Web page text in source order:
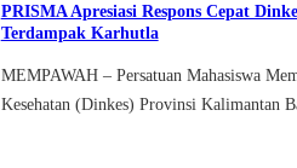
PRISMA Apresiasi Respons Cepat
Terdampak Karhutla
MEMPAWAH – Persatuan Mahasiswa
Kesehatan (Dinkes) Provinsi Kalimantan